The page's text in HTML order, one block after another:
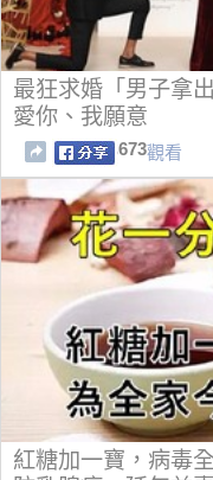
最狂求婚「男子拿
愛你、我願意
673觀看
紅糖加一寶，病毒